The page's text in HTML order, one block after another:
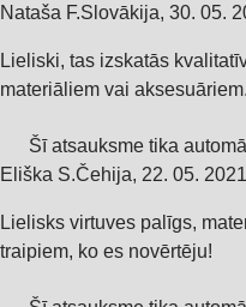
Nataša F.Slovākija, 30. 05.
Lieliski, tas izskatās
materiāliem vai aksesuāriem.
Šī atsauksme tika
Eliška S.Čehija, 22. 05. 2021
Lielisks virtuves palīgs,
traipiem, ko es novērtēju!